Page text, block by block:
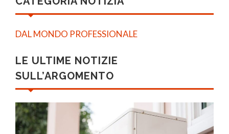
DAL MONDO PROFESSIONALE
LE ULTIME NOTIZIE
SULL’ARGOMENTO